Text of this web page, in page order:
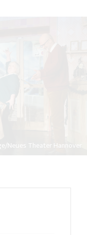
Neues Theater Hannover